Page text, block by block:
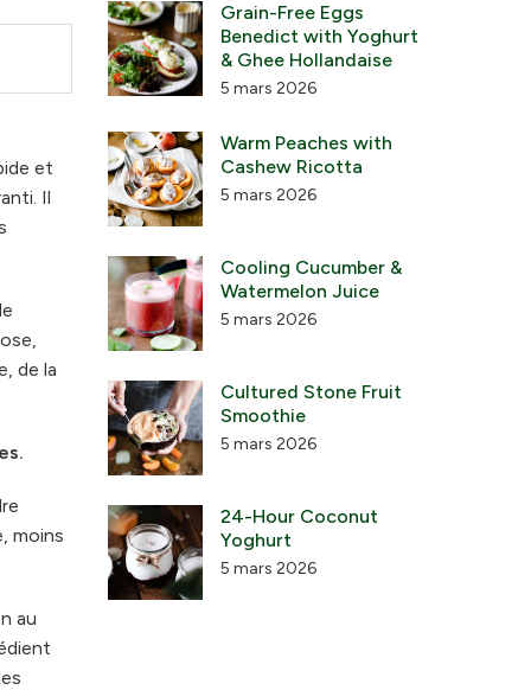
et
Il
de la
moins
au
Grain-Free Eggs
Benedict with Yoghurt
& Ghee Hollandaise
5 mars 2026
Warm Peaches with
Cashew Ricotta
5 mars 2026
Cooling Cucumber &
Watermelon Juice
5 mars 2026
Cultured Stone Fruit
Smoothie
5 mars 2026
24-Hour Coconut
Yoghurt
5 mars 2026